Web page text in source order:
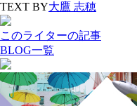
TEXT BY大鷹 志穂
このライターの記事
BLOG一覧